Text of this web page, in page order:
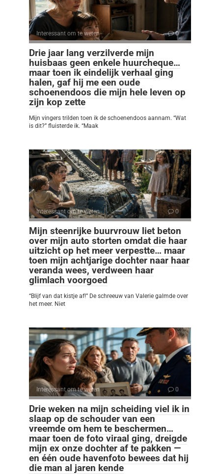
Interessant om te weten 0
Drie jaar lang verzilverde mijn
huisbaas geen enkele huurcheque…
maar toen ik eindelijk verhaal ging
halen, gaf hij me een oude
schoenendoos die mijn hele leven op
zijn kop zette
Mijn vingers trilden toen ik de schoenendoos aannam. “Wat
is dit?” fluisterde ik. “Maak
Interessant om te weten 0
Mijn steenrijke buurvrouw liet beton
over mijn auto storten omdat die haar
uitzicht op het meer verpestte… maar
toen mijn achtjarige dochter naar haar
veranda wees, verdween haar
glimlach voorgoed
“Blijf van dat kistje af!” De schreeuw van Valerie galmde over
het meer. Niet
Interessant om te weten 0
Drie weken na mijn scheiding viel ik in
slaap op de schouder van een
vreemde om hem te beschermen…
maar toen de foto viraal ging, dreigde
mijn ex onze dochter af te pakken —
en één oude havenfoto bewees dat hij
die man al jaren kende